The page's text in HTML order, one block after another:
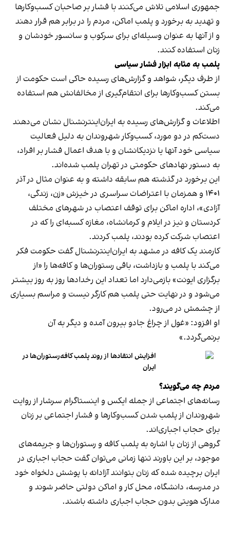
جمهوری اسلامی تلاش می‌کنند با فشار بر صاحبان کسب‌وکارها
و تهدید به برخورد و پلمب اماکن، مردم را در برابر هم قرار دهند
و از آنها به عنوان وسیله‌ای برای سرکوب و سانسور خودشان و
زنان استفاده کنند.
پلمب به مثابه ابزار فشار سیاسی
از طرف دیگر، شواهد و گزارش‌های رسیده حاکی است حکومت از
بستن کسب‌وکارها برای انتقام‌گیری از مخالفانش هم استفاده
می‌کند.
اطلاعات و گزارش‌های رسیده به ایران‌اینترنشنال نشان می‌دهند
دست‌کم در دو مورد، کسب‌وکار شهروندان به دلیل فعالیت
سیاسی خود آنها یا نزدیکانشان و با هدف اعمال فشار بر افراد،
به دستور نهادهای حکومتی در تهران پلمب شده‌اند.
این برخورد در گذشته هم سابقه داشته و به عنوان مثال در آذر
۱۴۰۱ و همزمان با اعتراضات سراسری در خیزش «زن، زندگی،
آزادی»، اداره اماکن برای توقف اعتصاب در شهرهای مختلف
کردستان و نیز در ایلام و کرمانشاه، مغازه کسبه‌ای را که در
اعتصاب شرکت کرده بودند، پلمب کردند.
کارمند یک کافه در مشهد به ایران‌اینترنشنال گفت حکومت فکر
می‌کند با پلمب و بازداشت، باقی رستوران‌ها و کافه‌ها را «از
برگزاری ایونت» بازمی‌دارد اما تعداد این رخدادها روز به روز بیشتر
می‌شود و در نهایت حتی پلمب هم کارگر نیست و مراسم بسیاری
از چشمش در می‌رود.
او افزود: «غول از چراغ جادو بیرون آمده و دیگر به آن
برنمی‎‌گردد.»
افزایش انتقادها از روند پلمب کافه‌رستوران‌ها در
ایران
مردم چه می‌گویند؟
رسانه‎‌های اجتماعی از جمله ایکس و اینستاگرام سرشار از روایت
شهروندان از پلمب شدن کسب‌وکارها و فشار اجتماعی بر زنان
برای حجاب اجباری‌اند.
گروهی از زنان با اشاره به پلمب کافه و رستوران‌ها و جریمه‌های
موجود، بر این باورند تنها زمانی می‌توان گفت حجاب اجباری در
ایران برچیده شده که زنان بتوانند آزادانه با پوشش دلخواه خود
در مدرسه، دانشگاه، محل کار و اماکن دولتی حاضر شوند و
مدارک هویتی بدون حجاب اجباری داشته باشند.